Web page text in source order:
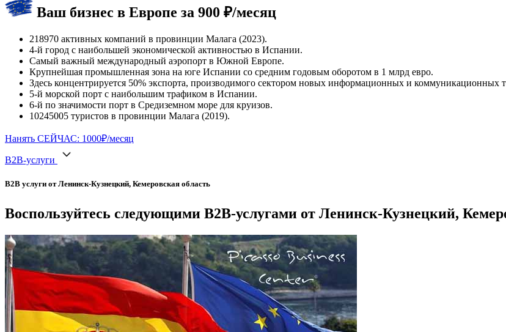
Ваш бизнес в Европе за 900 ₽/месяц
218970 активных компаний в провинции Малага (2023).
4-й город с наибольшей экономической активностью в Испании.
Самый важный международный аэропорт в Южной Европе.
Крупнейшая промышленная зона на юге Испании со средним годовым оборотом в 1 млрд евро.
Здесь концентрируется 50% экспорта, производимого сектором новых информационных и коммуникационных
5-й морской порт с наибольшим трафиком в Испании.
6-й по значимости порт в Средиземном море для круизов.
10245005 туристов в провинции Малага (2019).
Нанять СЕЙЧАС: 1000₽/месяц
B2B-услуги
B2B услуги от Ленинск-Кузнецкий, Кемеровская область
Воспользуйтесь следующими B2B-услугами от Ленинск-Кузнецкий,